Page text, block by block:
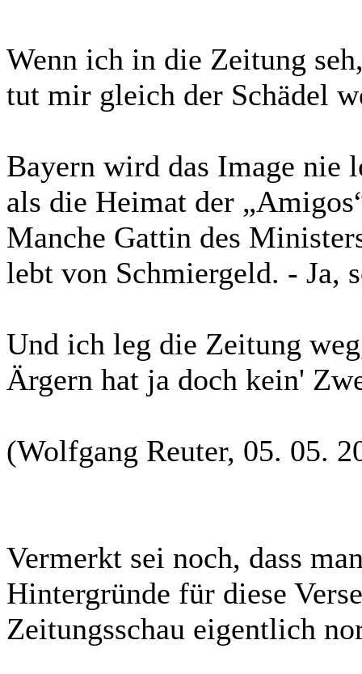
Wenn ich in die Zeitung
tut mir gleich der Schädel
Bayern wird das Image nie
als die Heimat der
Manche Gattin des
lebt von Schmiergeld. - Ja,
Und ich leg die Zeitung
Ärgern hat ja doch kein'
(Wolfgang Reuter, 05. 05.
Vermerkt sei noch, dass
Hintergründe für diese
Zeitungsschau eigentlich